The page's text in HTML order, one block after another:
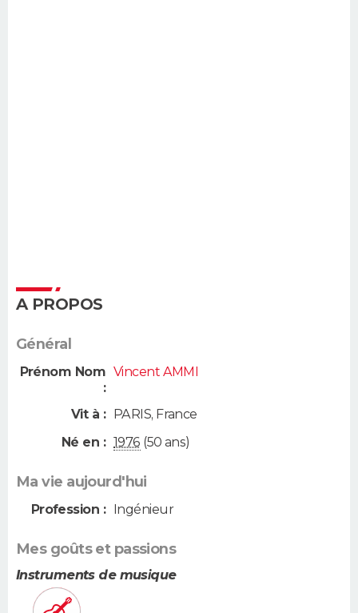
A PROPOS
Général
Prénom Nom
:
Vincent AMMI
Vit à : PARIS, France
Né en : 1976 (50 ans)
Ma vie aujourd'hui
Profession : Ingénieur
Mes goûts et passions
Instruments de musique